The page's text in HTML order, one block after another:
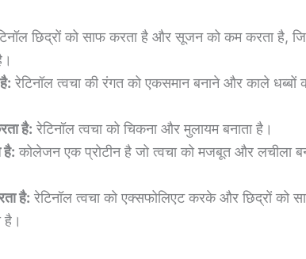
छिद्रों को साफ करता है और सूजन को कम करता है,
रेटिनॉल त्वचा की रंगत को एकसमान बनाने और काले
है: रेटिनॉल त्वचा को चिकना और मुलायम बनाता है।
है: कोलेजन एक प्रोटीन है जो त्वचा को मजबूत और लचीला
है: रेटिनॉल त्वचा को एक्सफोलिएट करके और छिद्रों को
है।